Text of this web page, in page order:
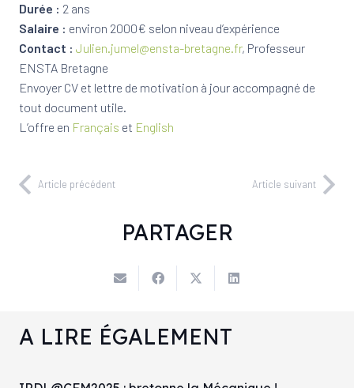
Durée : 2 ans
Salaire : environ 2000€ selon niveau d’expérience
Contact : Julien.jumel@ensta-bretagne.fr, Professeur
ENSTA Bretagne
Envoyer CV et lettre de motivation à jour accompagné de
tout document utile.
L’offre en Français et English
Article précédent Article suivant
PARTAGER
A LIRE ÉGALEMENT